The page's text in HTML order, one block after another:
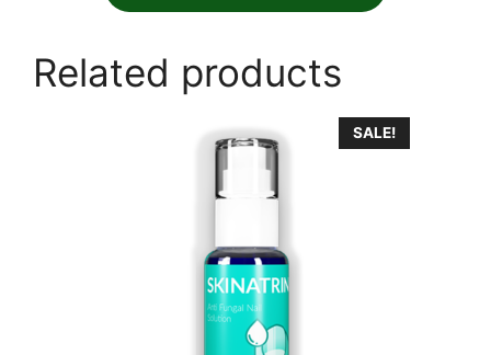
Related products
SALE!